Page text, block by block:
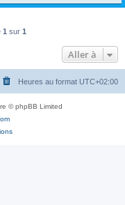
1 sur 1
Aller à
Heures au format UTC+02:00
© phpBB Limited